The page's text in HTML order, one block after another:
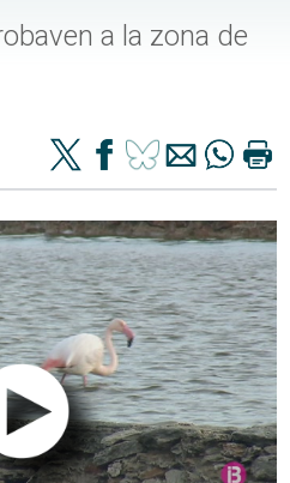
a la zona de